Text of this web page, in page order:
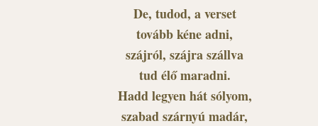
De, tudod, a verset
tovább kéne adni,
szájról, szájra szállva
tud élő maradni.
Hadd legyen hát sólyom,
szabad szárnyú madár,